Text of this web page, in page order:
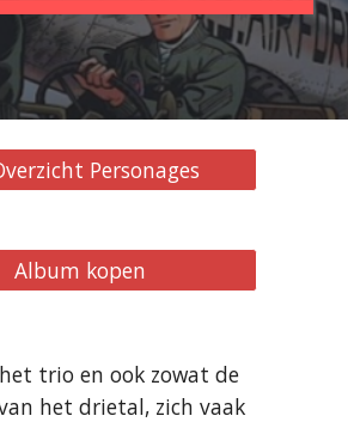
Personages
Album kopen
trio en ook zowat de
het drietal, zich vaak